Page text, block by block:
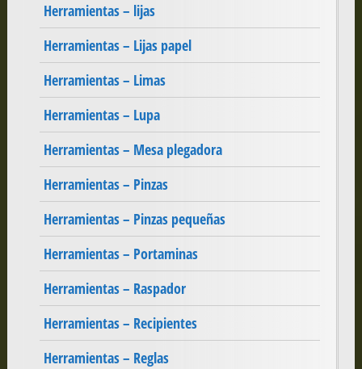
Herramientas – lijas
Herramientas – Lijas papel
Herramientas – Limas
Herramientas – Lupa
Herramientas – Mesa plegadora
Herramientas – Pinzas
Herramientas – Pinzas pequeñas
Herramientas – Portaminas
Herramientas – Raspador
Herramientas – Recipientes
Herramientas – Reglas